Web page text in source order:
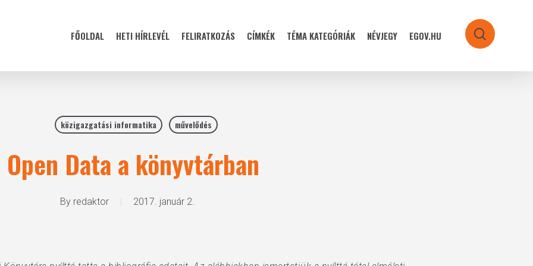
FŐOLDAL HETI HÍRLEVÉL FELIRATKOZÁS CÍMKÉK TÉMA KATEGÓRIÁK NÉVJEGY EGOV.HU search
közigazgatási informatika művelődés
Open Data a könyvtárban
By redaktor 2017. január 2.